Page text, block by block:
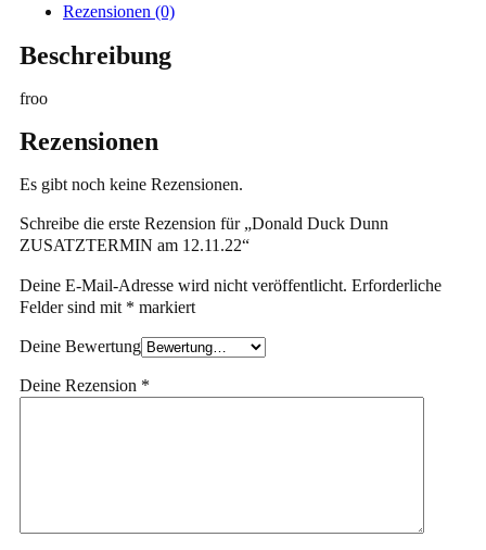
Rezensionen (0)
Beschreibung
froo
Rezensionen
Es gibt noch keine Rezensionen.
Schreibe die erste Rezension für „Donald Duck Dunn
ZUSATZTERMIN am 12.11.22“
Deine E-Mail-Adresse wird nicht veröffentlicht. Erforderliche
Felder sind mit * markiert
Deine Bewertung
Deine Rezension *